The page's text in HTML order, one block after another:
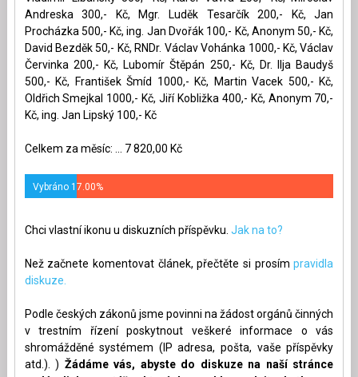
Andreska 300,- Kč, Mgr. Luděk Tesarčík 200,- Kč, Jan
Procházka 500,- Kč, ing. Jan Dvořák 100,- Kč, Anonym 50,- Kč,
David Bezděk 50,- Kč, RNDr. Václav Vohánka 1000,- Kč, Václav
Červinka 200,- Kč, Lubomír Štěpán 250,- Kč, Dr. Ilja Baudyš
500,- Kč, František Šmíd 1000,- Kč, Martin Vacek 500,- Kč,
Oldřich Smejkal 1000,- Kč, Jiří Kobližka 400,- Kč, Anonym 70,-
Kč, ing. Jan Lipský 100,- Kč
Celkem za měsíc: ... 7 820,00 Kč
Vybráno 17.00%
Chci vlastní ikonu u diskuzních příspěvku. Jak na to?
Než začnete komentovat článek, přečtěte si prosímpravidla
diskuze.
Podle českých zákonů jsme povinni na žádost orgánů činných
v trestním řízení poskytnout veškeré informace o vás
shromážděné systémem (IP adresa, pošta, vaše příspěvky
atd.). ) Žádáme vás, abyste do diskuze na naší stránce